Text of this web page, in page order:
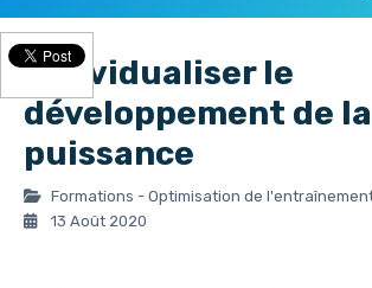
Individualiser le
développement de la
puissance
Formations - Optimisation de
13 Août 2020